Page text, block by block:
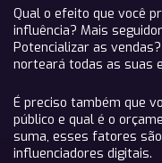
Qual o efeito que você
influência? Mais
Potencializar as
norteará todas as suas
É preciso também que
público e qual é o
suma, esses fatores
influenciadores digitais.